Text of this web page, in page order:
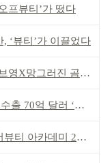
프뷰티’가 떴다
‘뷰티’가 이끌었다
망그러진 곰 콜라보
억 달러 ‘역대 최고’
카데미 2기 발대식